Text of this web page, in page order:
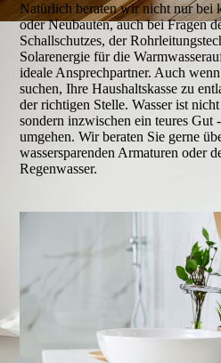
Natürlich beraten wir nicht nur bei
oder Neubauten, auch bei Fragen
Schallschutzes, der
Solarenergie für die
ideale Ansprechpartner. Auch
suchen, Ihre Haushaltskasse zu
der richtigen Stelle. Wasser ist
sondern inzwischen ein teures Gut
umgehen. Wir beraten Sie gerne
wassersparenden Armaturen oder
Regenwasser.